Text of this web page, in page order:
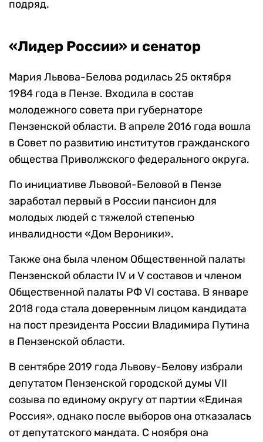
подряд.
«Лидер России» и сенатор
Мария Львова-Белова родилась 25 октября
1984 года в Пензе. Входила в состав
молодежного совета при губернаторе
Пензенской области. В апреле 2016 года вошла
в Совет по развитию институтов гражданского
общества Приволжского федерального округа.
По инициативе Львовой-Беловой в Пензе
заработал первый в России пансион для
молодых людей с тяжелой степенью
инвалидности «Дом Вероники».
Также она была членом Общественной палаты
Пензенской области IV и V составов и членом
Общественной палаты РФ VI состава. В январе
2018 года стала доверенным лицом кандидата
на пост президента России Владимира Путина
в Пензенской области.
В сентябре 2019 года Львову-Белову избрали
депутатом Пензенской городской думы VII
созыва по единому округу от партии «Единая
Россия», однако после выборов она отказалась
от депутатского мандата. С ноября она